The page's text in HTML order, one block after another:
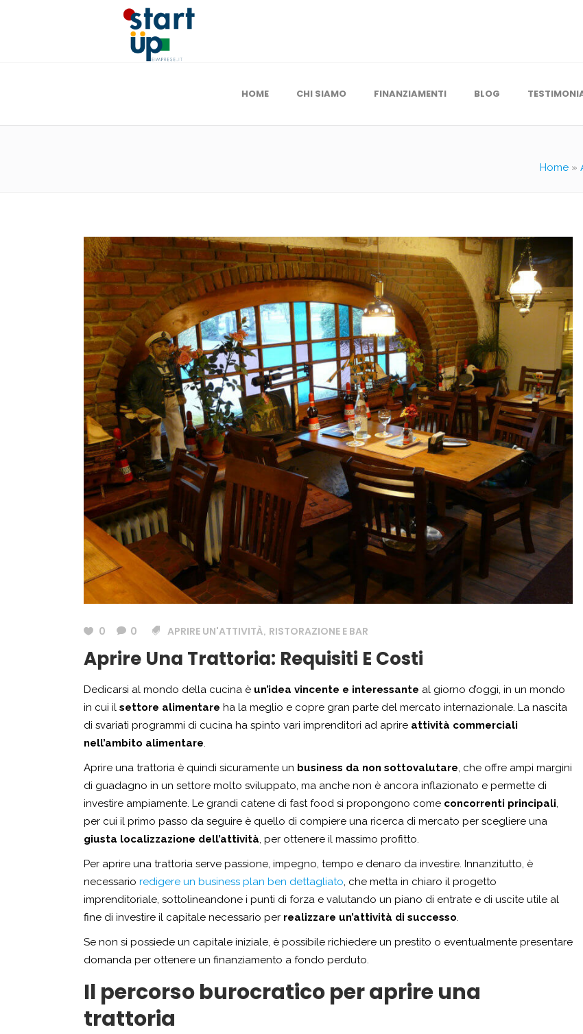
HOME CHI SIAMO FINANZIAMENTI BLOG
Home »
0 0 APRIRE UN'ATTIVITÀ, RISTORAZIONE E BAR
Aprire Una Trattoria: Requisiti E Costi
Dedicarsi al mondo della cucina è un’idea vincente e interessante al giorno d’oggi, in un mondo
in cui il settore alimentare ha la meglio e copre gran parte del mercato internazionale. La nascita
di svariati programmi di cucina ha spinto vari imprenditori ad aprire attività commerciali
nell’ambito alimentare.
Aprire una trattoria è quindi sicuramente un business da non sottovalutare, che offre ampi margini
di guadagno in un settore molto sviluppato, ma anche non è ancora inflazionato e permette di
investire ampiamente. Le grandi catene di fast food si propongono come concorrenti principali,
per cui il primo passo da seguire è quello di compiere una ricerca di mercato per scegliere una
giusta localizzazione dell’attività, per ottenere il massimo profitto.
Per aprire una trattoria serve passione, impegno, tempo e denaro da investire. Innanzitutto, è
necessario redigere un business plan ben dettagliato, che metta in chiaro il progetto
imprenditoriale, sottolineandone i punti di forza e valutando un piano di entrate e di uscite utile al
fine di investire il capitale necessario per realizzare un’attività di successo.
Se non si possiede un capitale iniziale, è possibile richiedere un prestito o eventualmente presentare
domanda per ottenere un finanziamento a fondo perduto.
Il percorso burocratico per aprire una
trattoria